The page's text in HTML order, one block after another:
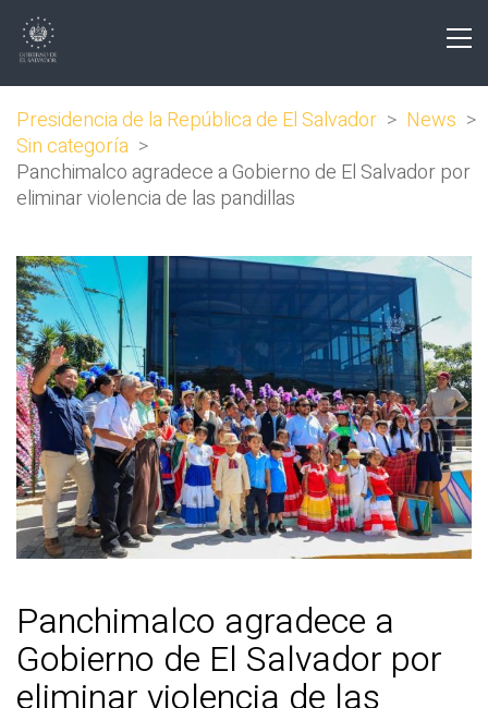
Presidencia de la República de El Salvador > News >
Sin categoría >
Panchimalco agradece a Gobierno de El Salvador por
eliminar violencia de las pandillas
Panchimalco agradece a
Gobierno de El Salvador por